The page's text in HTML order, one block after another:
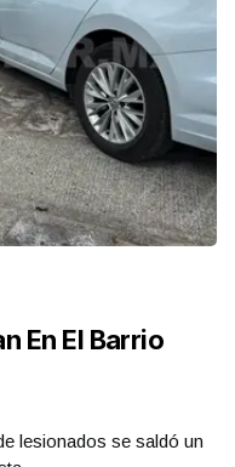
En El Barrio
lesionados se saldó un